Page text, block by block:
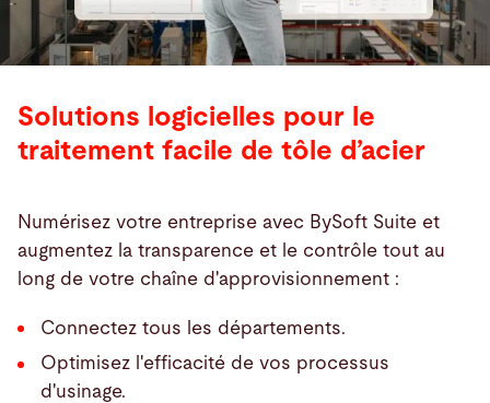
Solutions logicielles pour le
traitement facile de tôle d’acier
Numérisez votre entreprise avec BySoft Suite et
augmentez la transparence et le contrôle tout au
long de votre chaîne d'approvisionnement :
Connectez tous les départements.
Optimisez l'efficacité de vos processus
d'usinage.